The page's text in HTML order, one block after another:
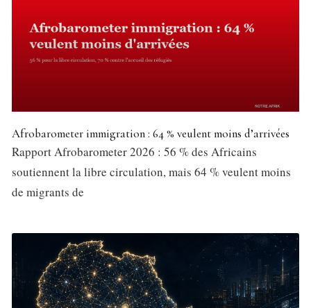
Afrobarometer immigration : 64 % veulent moins d’arrivées
Rapport Afrobarometer 2026 : 56 % des Africains
soutiennent la libre circulation, mais 64 % veulent moins
de migrants de